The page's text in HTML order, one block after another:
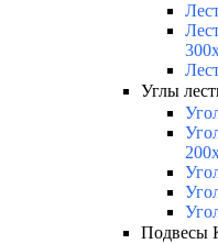
Углы
Подвесы